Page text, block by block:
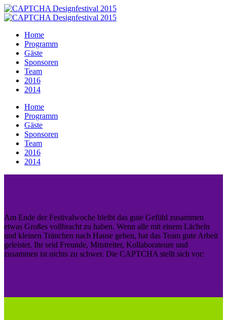
Home
Programm
Gäste
Sponsoren
Team
2016
2014
Home
Programm
Gäste
Sponsoren
Team
2016
2014
Am Ende der Festivalwoche bleibt das gute Gefühl zusammen
etwas Großes vollbracht zu haben. Wenn alle mit einem Lächeln
und kleinen Tränchen nach Hause gehen, hat das Team gute Arbeit
geleistet. Ihr seid Freunde, Mitstreiter, Kollaborateure und
zusammen ist nichts zu schwer. Die CAPTCHA stellt sich vor: